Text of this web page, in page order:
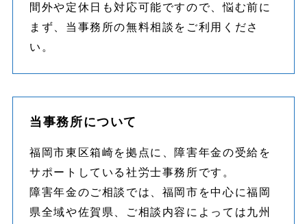
間外や定休日も対応可能ですので、悩む前に
まず、当事務所の無料相談をご利用くださ
い。
当事務所について
福岡市東区箱崎を拠点に、障害年金の受給を
サポートしている社労士事務所です。
障害年金のご相談では、福岡市を中心に福岡
県全域や佐賀県、ご相談内容によっては九州